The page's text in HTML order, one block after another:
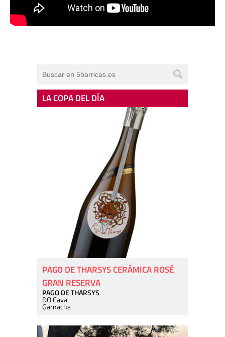
LA COPA DEL DÍA
PAGO DE THARSYS CERÁMICA ROSÉ
GRAN RESERVA
PAGO DE THARSYS
DO Cava
Garnacha